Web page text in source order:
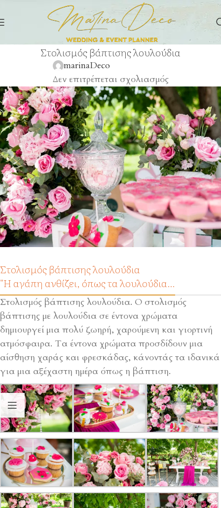
Στολισμός βάπτισης λουλούδια
marinaDeco
Δεν επιτρέπεται σχολιασμός
Στολισμός βάπτισης λουλούδια
"Η αγάπη ανθίζει, όπως τα λουλούδια…
Στολισμός βάπτισης λουλούδια. Ο στολισμός
βάπτισης με λουλούδια σε έντονα χρώματα
δημιουργεί μια πολύ ζωηρή, χαρούμενη και γιορτινή
ατμόσφαιρα. Τα έντονα χρώματα προσδίδουν μια
αίσθηση χαράς και φρεσκάδας, κάνοντάς τα ιδανικά
για μια αξέχαστη ημέρα όπως η βάπτιση.